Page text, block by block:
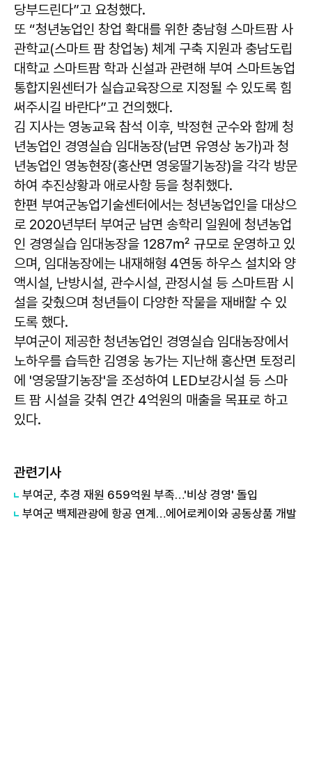
당부드린다”고 요청했다.
또 “청년농업인 창업 확대를 위한 충남형 스마트팜 사
관학교(스마트 팜 창업농) 체계 구축 지원과 충남도립
대학교 스마트팜 학과 신설과 관련해 부여 스마트농업
통합지원센터가 실습교육장으로 지정될 수 있도록 힘
써주시길 바란다”고 건의했다.
김 지사는 영농교육 참석 이후, 박정현 군수와 함께 청
년농업인 경영실습 임대농장(남면 유영상 농가)과 청
년농업인 영농현장(홍산면 영웅딸기농장)을 각각 방문
하여 추진상황과 애로사항 등을 청취했다.
한편 부여군농업기술센터에서는 청년농업인을 대상으
로 2020년부터 부여군 남면 송학리 일원에 청년농업
인 경영실습 임대농장을 1287㎡ 규모로 운영하고 있
으며, 임대농장에는 내재해형 4연동 하우스 설치와 양
액시설, 난방시설, 관수시설, 관정시설 등 스마트팜 시
설을 갖췄으며 청년들이 다양한 작물을 재배할 수 있
도록 했다.
부여군이 제공한 청년농업인 경영실습 임대농장에서
노하우를 습득한 김영웅 농가는 지난해 홍산면 토정리
에 '영웅딸기농장'을 조성하여 LED보강시설 등 스마
트 팜 시설을 갖춰 연간 4억원의 매출을 목표로 하고
있다.
관련기사
부여군, 추경 재원 659억원 부족…'비상 경영' 돌입
부여군 백제관광에 항공 연계…에어로케이와 공동상품 개발